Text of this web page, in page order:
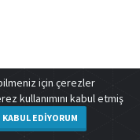
için çerezler
kullanımını kabul etmiş
KABUL EDIYORUM